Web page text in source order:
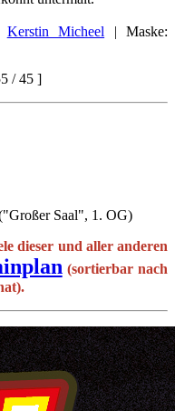
Kerstin Micheel | Maske:
/ 45 ]
Saal", 1. OG)
dieser und aller anderen
(sortierbar nach
.